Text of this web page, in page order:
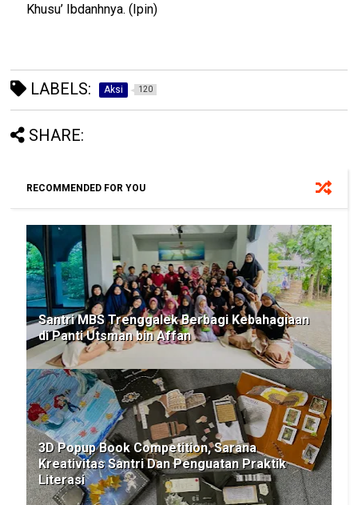
Khusu’ Ibdanhnya. (Ipin)
LABELS: Aksi 120
SHARE:
RECOMMENDED FOR YOU
Santri MBS Trenggalek Berbagi Kebahagiaan
di Panti Utsman bin Affan
3D Popup Book Competition, Sarana
Kreativitas Santri Dan Penguatan Praktik
Literasi